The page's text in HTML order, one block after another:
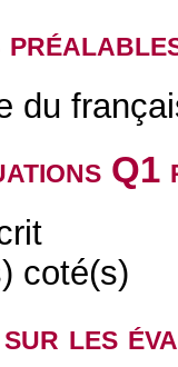
du
coté(s)
sur les